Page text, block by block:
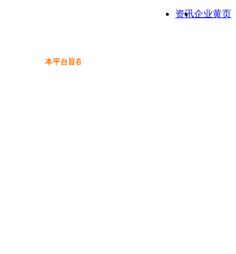
企业黄页
资讯
本平台旨在为保健品行业提供一个信息免费展示交流互